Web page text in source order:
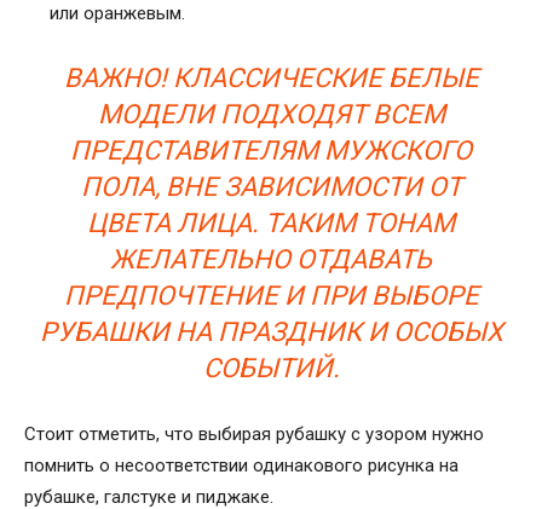
или оранжевым.
ВАЖНО! КЛАССИЧЕСКИЕ БЕЛЫЕ
МОДЕЛИ ПОДХОДЯТ ВСЕМ
ПРЕДСТАВИТЕЛЯМ МУЖСКОГО
ПОЛА, ВНЕ ЗАВИСИМОСТИ ОТ
ЦВЕТА ЛИЦА. ТАКИМ ТОНАМ
ЖЕЛАТЕЛЬНО ОТДАВАТЬ
ПРЕДПОЧТЕНИЕ И ПРИ ВЫБОРЕ
РУБАШКИ НА ПРАЗДНИК И ОСОБЫХ
СОБЫТИЙ.
Стоит отметить, что выбирая рубашку с узором нужно
помнить о несоответствии одинакового рисунка на
рубашке, галстуке и пиджаке.